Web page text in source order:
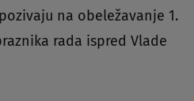
na obeležavanje 1.
rada ispred Vlade